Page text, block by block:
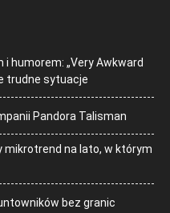
i humorem: „Very Awkward
trudne sytuacje
Pandora Talisman
mikrotrend na lato, w którym
bez granic